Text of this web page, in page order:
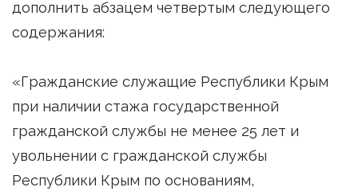
дополнить абзацем четвертым следующего
содержания:
«Гражданские служащие Республики Крым
при наличии стажа государственной
гражданской службы не менее 25 лет и
увольнении с гражданской службы
Республики Крым по основаниям,